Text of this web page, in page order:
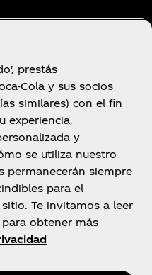
prestás
Cola y sus socios
similares) con el fin
experiencia,
y
se utiliza nuestro
permanecerán siempre
para el
Te invitamos a leer
obtener más